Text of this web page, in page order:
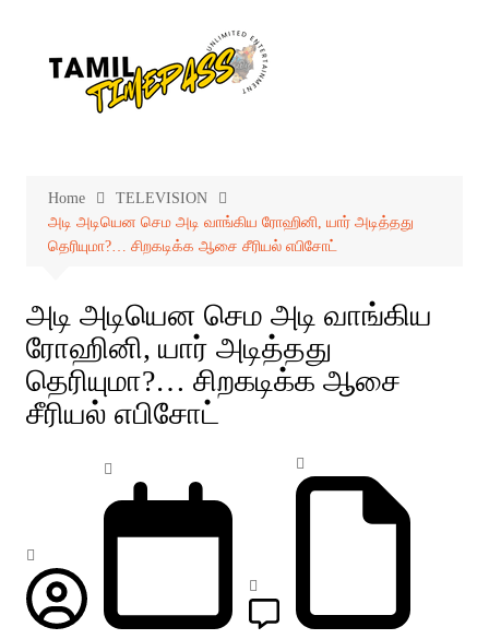
Home
TELEVISION
அடி அடியென செம அடி வாங்கிய ரோஹினி, யார் அடித்தது
தெரியுமா?… சிறகடிக்க ஆசை சீரியல் எபிசோட்
அடி அடியென செம அடி வாங்கிய
ரோஹினி, யார் அடித்தது
தெரியுமா?… சிறகடிக்க ஆசை
சீரியல் எபிசோட்